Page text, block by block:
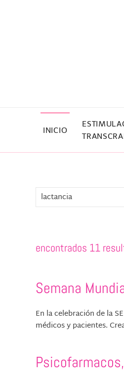
INICIO
encontrados 11
Semana
En la celebración de la
médicos y pacientes.